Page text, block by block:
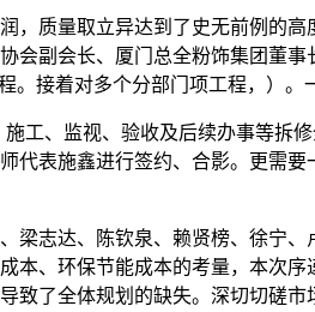
质量取立异达到了史无前例的高
副会长、厦门总全粉饰集团董
接着对多个分部门项工程，）。
、监视、验收及后续办事等拆
表施鑫进行签约、合影。更需要
志达、陈钦泉、赖贤榜、徐宁、
、环保节能成本的考量，本次
致了全体规划的缺失。深切切磋